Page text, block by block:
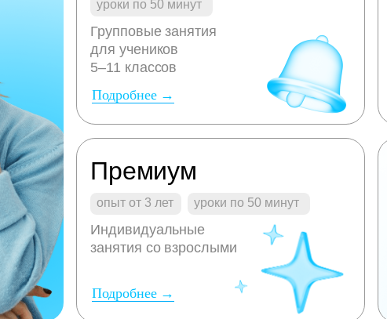
Групповые занятия
для учеников
5–11 классов
уроки по 50 минут
Подробнее →
Премиум
опыт от 3 лет уроки по 50 минут
Индивидуальные
занятия со взрослыми
Подробнее →